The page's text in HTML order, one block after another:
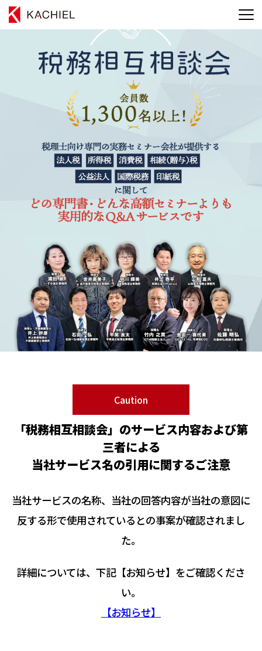
Caution
「税務相互相談会」のサービス内容および第
三者による
当社サービス名の引用に関するご注意
当社サービスの名称、当社の回答内容が当社の意図に
反する形で使用されているとの事案が確認されまし
た。
詳細については、下記【お知らせ】をご確認くださ
い。
【お知らせ】